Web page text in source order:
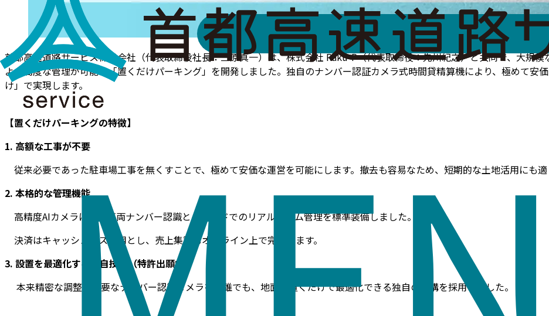
首都高速道路サービス株式会社（代表取締役社長：三原真一）は、株式会社 Raku-P（代表取締役：先川紀之）と共同で、大規
よる高度な管理が可能な「置くだけパーキング」を開発しました。独自のナンバー認証カメラ式時間貸精算機により、極めて安
け」で実現します。
【置くだけパーキングの特徴】
1. 高額な工事が不要
従来必要であった駐車場工事を無くすことで、極めて安価な運営を可能にします。撤去も容易なため、短期的な土地活用にも適
2. 本格的な管理機能
高精度AIカメラによる車両ナンバー認識とクラウドでのリアルタイム管理を標準装備しました。
決済はキャッシュレス専用とし、売上集計もオンライン上で完結します。
3. 設置を最適化する独自技術（特許出願中）
本来精密な調整が必要なナンバー認証カメラを、誰でも、地面に置くだけで最適化できる独自の機構を採用しました。